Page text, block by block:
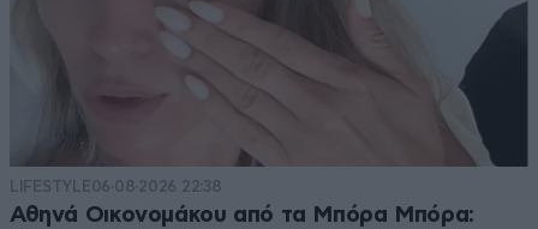
LIFESTYLE06·08·2026 22:38
Αθηνά Οικονομάκου από τα Μπόρα Μπόρα: